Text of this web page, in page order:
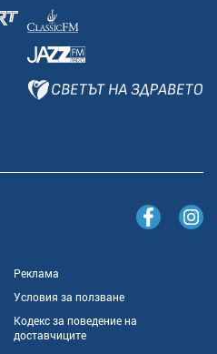
Реклама
Условия за ползване
Кодекс за поведение на
доставчиците